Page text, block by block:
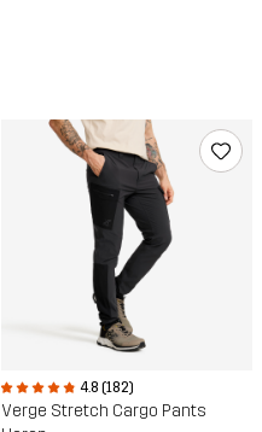
4.8 (182)
Verge Stretch Cargo Pants